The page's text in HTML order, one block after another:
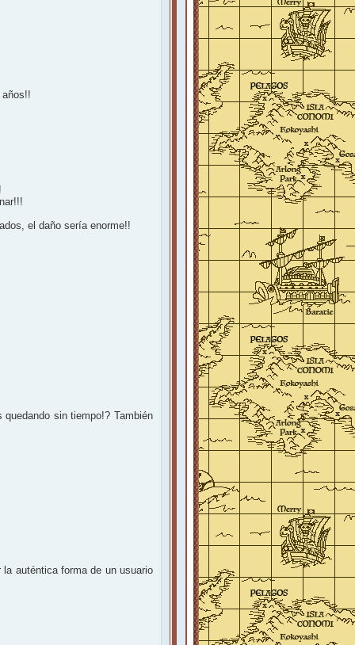
años!!
el daño sería enorme!!
sin tiempo!? También
la auténtica forma de un usuario